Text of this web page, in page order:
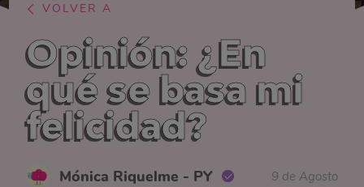
VOLVER A
Opinión: ¿En
qué se basa mi
felicidad?
Mónica Riquelme - PY 9 de Agosto